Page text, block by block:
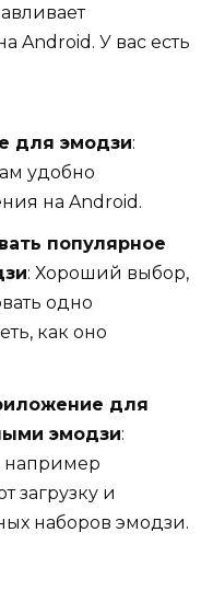
Android. У вас есть
для эмодзи:
удобно
на Android.
популярное
: Хороший выбор,
одно
как оно
для
эмодзи:
например
загрузку и
наборов эмодзи.